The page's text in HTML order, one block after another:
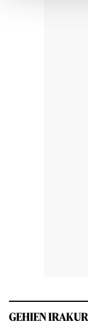
GEHIEN